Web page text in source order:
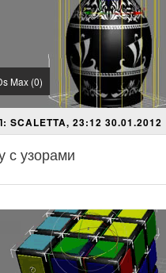
Max (0)
23:12 30.01.2012
с узорами